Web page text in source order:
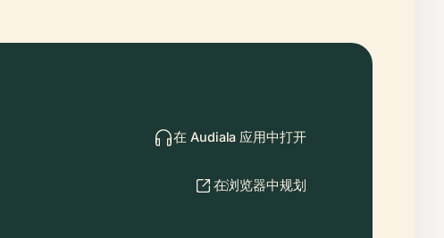
在 Audiala 应用中打开
在浏览器中规划